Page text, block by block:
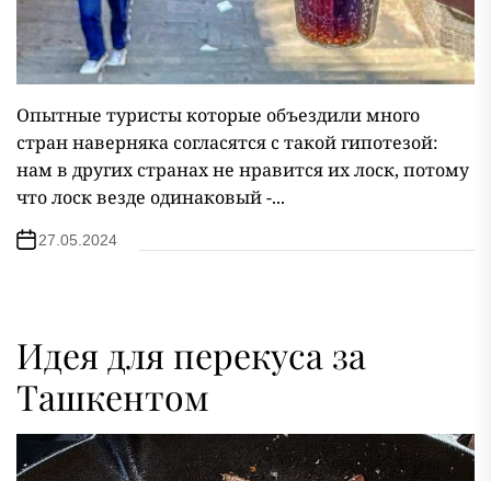
Опытные туристы которые объездили много
стран наверняка согласятся с такой гипотезой:
нам в других странах не нравится их лоск, потому
что лоск везде одинаковый -...
27.05.2024
Идея для перекуса за
Ташкентом